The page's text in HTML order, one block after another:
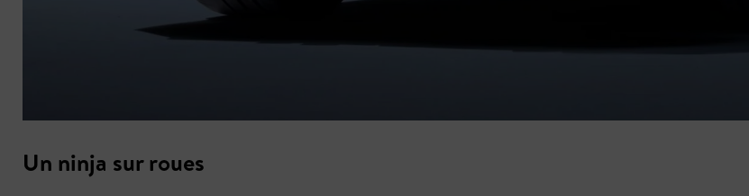
Un ninja sur roues